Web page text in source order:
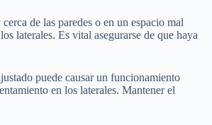
de las paredes o en un espacio mal
laterales. Es vital asegurarse de que haya
puede causar un funcionamiento
en los laterales. Mantener el